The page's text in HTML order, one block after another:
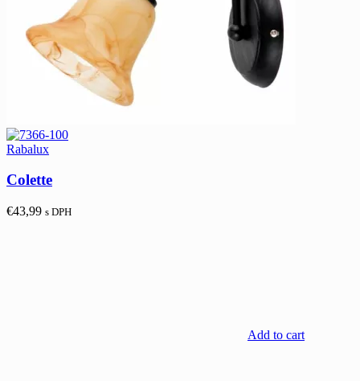
Rabalux
Colette
€43,99 s DPH
Add to cart